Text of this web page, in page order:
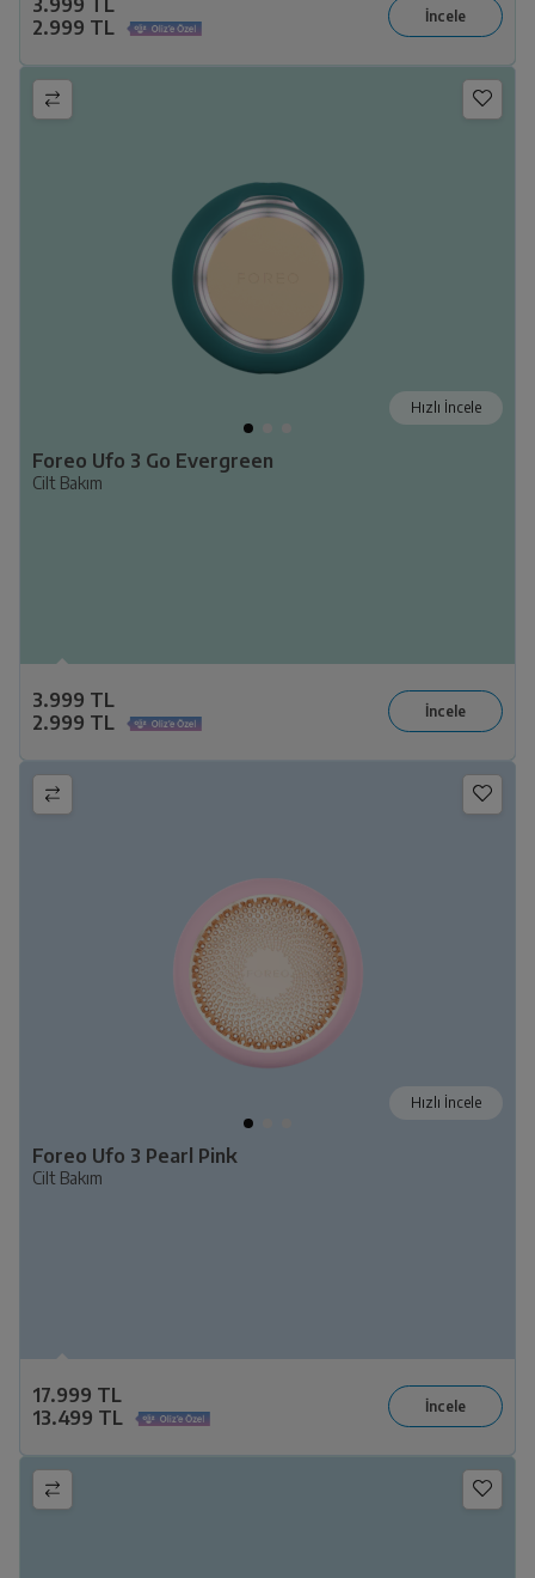
3.999 TL
2.999 TL
Hızlı İncele
Foreo Ufo 3 Go Evergreen
Cilt Bakım
3.999 TL
2.999 TL
Hızlı İncele
Foreo Ufo 3 Pearl Pink
Cilt Bakım
17.999 TL
13.499 TL